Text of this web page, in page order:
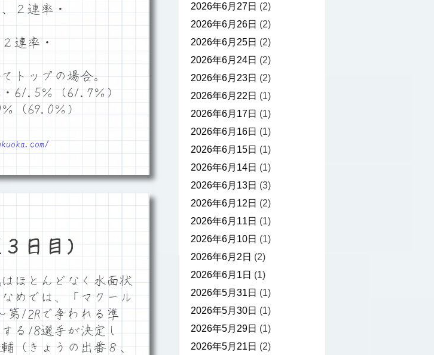
２連率・
連率・
トップの場合。
61.5％（61.7％）
（69.0％）
日目）
ほとんどなく水面状
めでは、「マクール
第12Rで争われる準
る18選手が決定し
（きょうの出番８、
2026年6月27日 (2)
2026年6月26日 (2)
2026年6月25日 (2)
2026年6月24日 (2)
2026年6月23日 (2)
2026年6月22日 (1)
2026年6月17日 (1)
2026年6月16日 (1)
2026年6月15日 (1)
2026年6月14日 (1)
2026年6月13日 (3)
2026年6月12日 (2)
2026年6月11日 (1)
2026年6月10日 (1)
2026年6月2日 (2)
2026年6月1日 (1)
2026年5月31日 (1)
2026年5月30日 (1)
2026年5月29日 (1)
2026年5月21日 (2)